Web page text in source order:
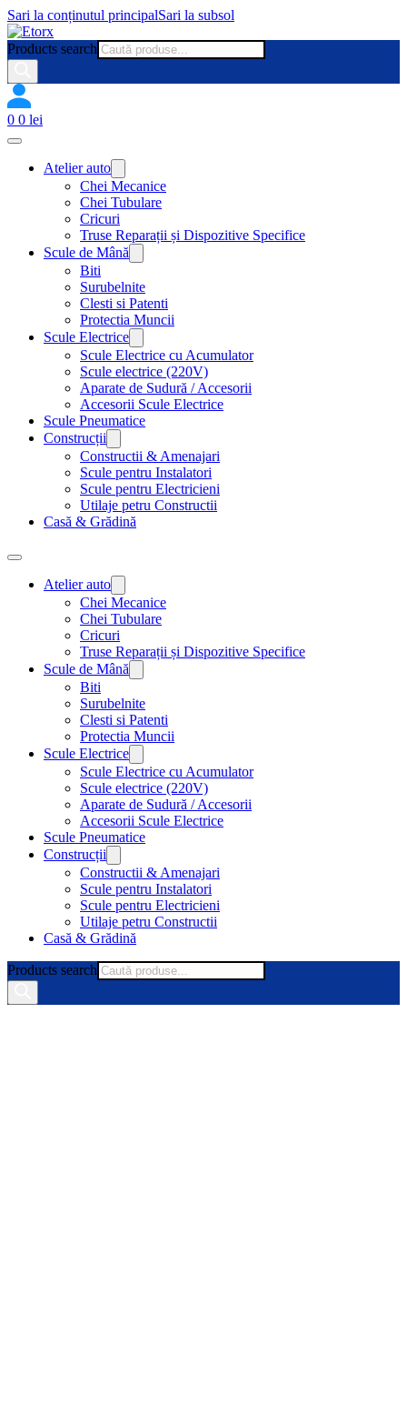
Sari la conținutul principalSari la subsol
Products search
0 0 lei
Atelier auto
Chei Mecanice
Chei Tubulare
Cricuri
Truse Reparații și Dispozitive Specifice
Scule de Mână
Biti
Surubelnite
Clesti si Patenti
Protectia Muncii
Scule Electrice
Scule Electrice cu Acumulator
Scule electrice (220V)
Aparate de Sudură / Accesorii
Accesorii Scule Electrice
Scule Pneumatice
Construcții
Constructii & Amenajari
Scule pentru Instalatori
Scule pentru Electricieni
Utilaje petru Constructii
Casă & Grădină
Atelier auto
Chei Mecanice
Chei Tubulare
Cricuri
Truse Reparații și Dispozitive Specifice
Scule de Mână
Biti
Surubelnite
Clesti si Patenti
Protectia Muncii
Scule Electrice
Scule Electrice cu Acumulator
Scule electrice (220V)
Aparate de Sudură / Accesorii
Accesorii Scule Electrice
Scule Pneumatice
Construcții
Constructii & Amenajari
Scule pentru Instalatori
Scule pentru Electricieni
Utilaje petru Constructii
Casă & Grădină
Products search